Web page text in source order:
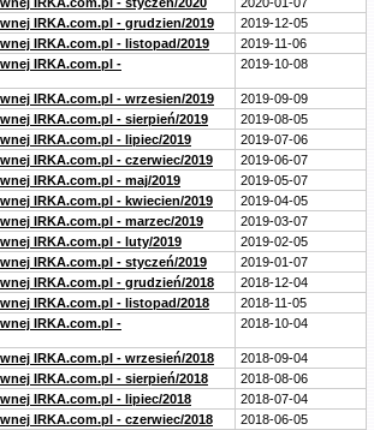
IRKA.com.pl - grudzien/2019
2019-12-05
IRKA.com.pl - listopad/2019
2019-11-06
IRKA.com.pl -
2019-10-08
IRKA.com.pl - wrzesien/2019
2019-09-09
IRKA.com.pl - sierpień/2019
2019-08-05
IRKA.com.pl - lipiec/2019
2019-07-06
IRKA.com.pl - czerwiec/2019
2019-06-07
IRKA.com.pl - maj/2019
2019-05-07
IRKA.com.pl - kwiecien/2019
2019-04-05
IRKA.com.pl - marzec/2019
2019-03-07
IRKA.com.pl - luty/2019
2019-02-05
IRKA.com.pl - styczeń/2019
2019-01-07
IRKA.com.pl - grudzień/2018
2018-12-04
IRKA.com.pl - listopad/2018
2018-11-05
IRKA.com.pl -
2018-10-04
IRKA.com.pl - wrzesień/2018
2018-09-04
IRKA.com.pl - sierpień/2018
2018-08-06
IRKA.com.pl - lipiec/2018
2018-07-04
IRKA.com.pl - czerwiec/2018
2018-06-05